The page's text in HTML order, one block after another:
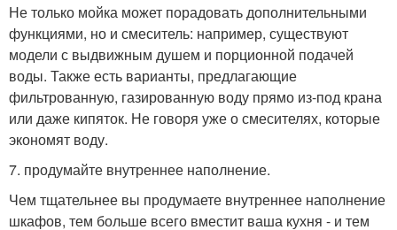
Не только мойка может порадовать дополнительными
функциями, но и смеситель: например, существуют
модели с выдвижным душем и порционной подачей
воды. Также есть варианты, предлагающие
фильтрованную, газированную воду прямо из-под крана
или даже кипяток. Не говоря уже о смесителях, которые
экономят воду.
7. продумайте внутреннее наполнение.
Чем тщательнее вы продумаете внутреннее наполнение
шкафов, тем больше всего вместит ваша кухня - и тем